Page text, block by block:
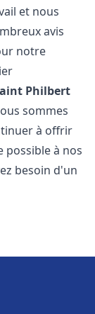
et nous
avis
notre
Philbert
sommes
à offrir
possible à nos
besoin d'un